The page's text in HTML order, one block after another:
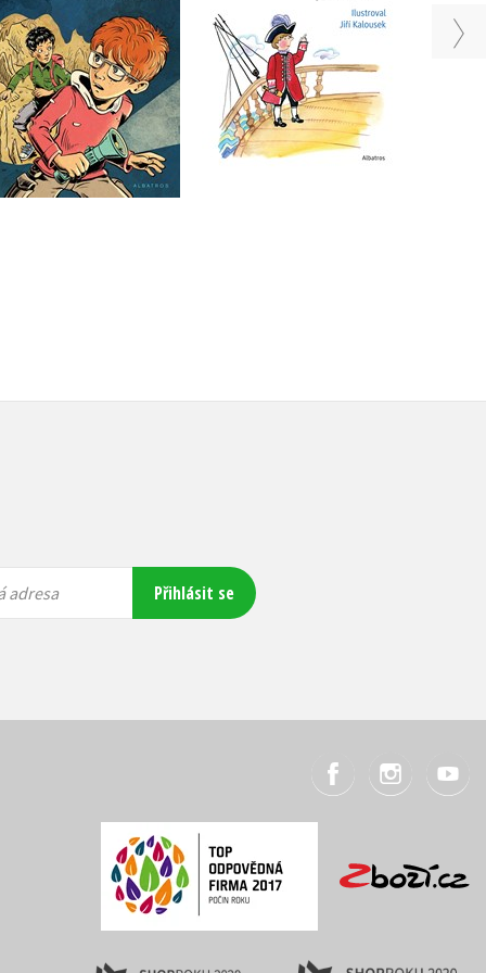
Petr Hugo Šlik
Do košíku
299 Kč
239 Kč
Václav Čtvrtek
Do košíku
adresa Přihlásit se